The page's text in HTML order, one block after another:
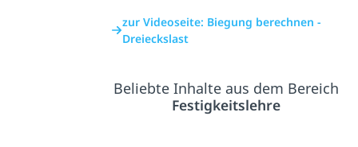
zur Videoseite: Biegung berechnen -
Dreieckslast
Beliebte Inhalte aus dem Bereich
Festigkeitslehre